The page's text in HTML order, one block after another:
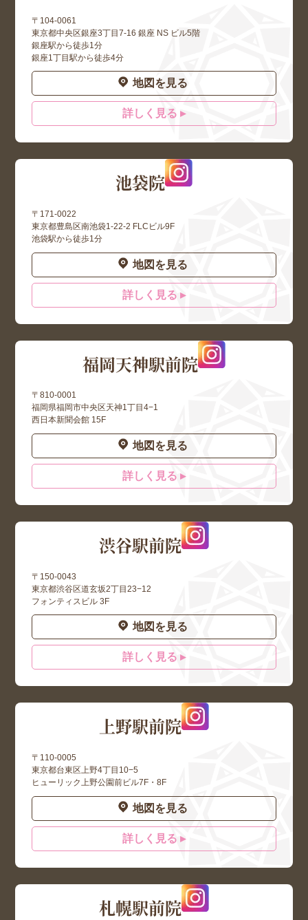
〒104-0061
東京都中央区銀座3丁目7-16 銀座 NS ビル5階
銀座駅から徒歩1分
銀座1丁目駅から徒歩4分
地図を見る
詳しく見る ▸
池袋院
〒171-0022
東京都豊島区南池袋1-22-2 FLCビル9F
池袋駅から徒歩1分
地図を見る
詳しく見る ▸
福岡天神駅前院
〒810-0001
福岡県福岡市中央区天神1丁目4−1
西日本新聞会館 15F
地図を見る
詳しく見る ▸
渋谷駅前院
〒150-0043
東京都渋谷区道玄坂2丁目23−12
フォンティスビル 3F
地図を見る
詳しく見る ▸
上野駅前院
〒110-0005
東京都台東区上野4丁目10−5
ヒューリック上野公園前ビル7F・8F
地図を見る
詳しく見る ▸
札幌駅前院